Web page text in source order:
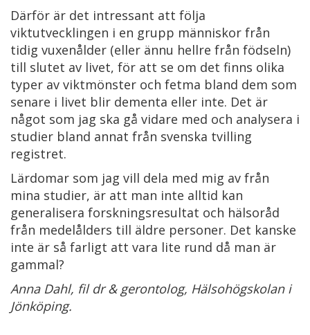
Därför är det intressant att följa
viktutvecklingen i en grupp människor från
tidig vuxenålder (eller ännu hellre från födseln)
till slutet av livet, för att se om det finns olika
typer av viktmönster och fetma bland dem som
senare i livet blir dementa eller inte. Det är
något som jag ska gå vidare med och analysera i
studier bland annat från svenska tvilling
registret.
Lärdomar som jag vill dela med mig av från
mina studier, är att man inte alltid kan
generalisera forskningsresultat och hälsoråd
från medelålders till äldre personer. Det kanske
inte är så farligt att vara lite rund då man är
gammal?
Anna Dahl, fil dr & gerontolog, Hälsohögskolan i
Jönköping.